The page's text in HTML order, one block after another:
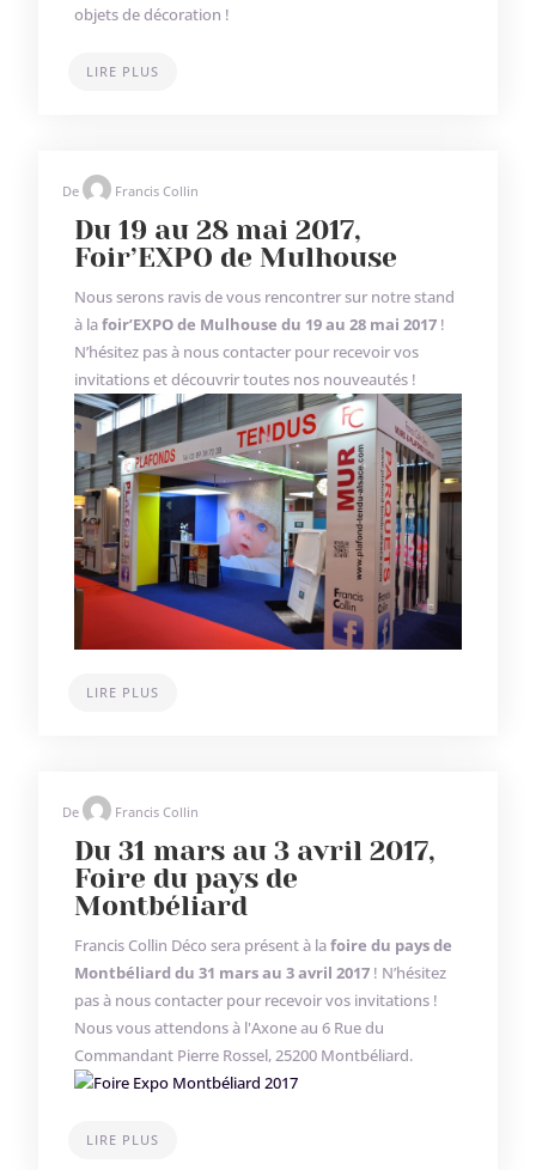
objets de décoration !
LIRE PLUS
De Francis Collin
Du 19 au 28 mai 2017,
Foir’EXPO de Mulhouse
Nous serons ravis de vous rencontrer sur notre stand
à lafoir’EXPO de Mulhouse du 19 au 28 mai 2017 !
N’hésitez pas à nous contacter pour recevoir vos
invitations et découvrir toutes nos nouveautés !
LIRE PLUS
De Francis Collin
Du 31 mars au 3 avril 2017,
Foire du pays de
Montbéliard
Francis Collin Déco sera présent à lafoire du pays de
Montbéliard du 31 mars au 3 avril 2017 ! N’hésitez
pas à nous contacter pour recevoir vos invitations !
Nous vous attendons à l'Axone au 6 Rue du
Commandant Pierre Rossel, 25200 Montbéliard.
LIRE PLUS